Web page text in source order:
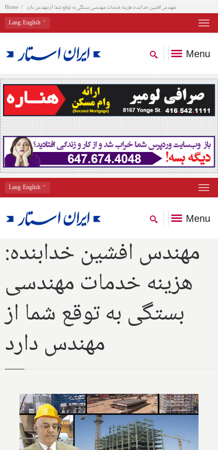
Home مهندس افشین خدابنده: هزینه خدمات مهندسی بستگی به توقع شما از مهندس دارد
Lang: English
Menu
Lang: English
Menu
مهندس افشین خدابنده:
هزینه خدمات مهندسی
بستگی به توقع شما از
مهندس دارد